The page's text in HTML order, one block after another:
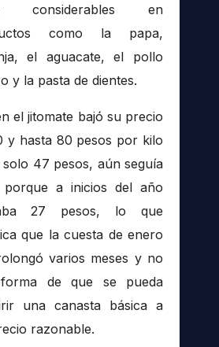
considerables en
como la papa,
el aguacate, el pollo
y la pasta de dientes.
el jitomate bajó su precio
y hasta 80 pesos por kilo
solo 47 pesos, aún seguía
a inicios del año
27 pesos, lo que
que la cuesta de enero
varios meses y no
de que se pueda
una canasta básica a
razonable.